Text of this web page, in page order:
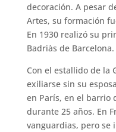
decoración. A pesar
Artes, su formación
En 1930 realizó su
Badriàs de Barcelona.
Con el estallido de la
exiliarse sin su
en París, en el barrio
durante 25 años. En
vanguardias, pero se